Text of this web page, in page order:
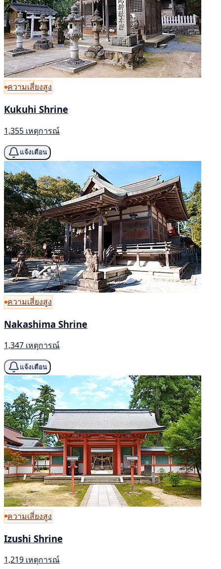
ความเสี่ยงสูง
Kukuhi Shrine
1,355 เหตุการณ์
แจ้งเตือน
ความเสี่ยงสูง
Nakashima Shrine
1,347 เหตุการณ์
แจ้งเตือน
ความเสี่ยงสูง
Izushi Shrine
1,219 เหตุการณ์